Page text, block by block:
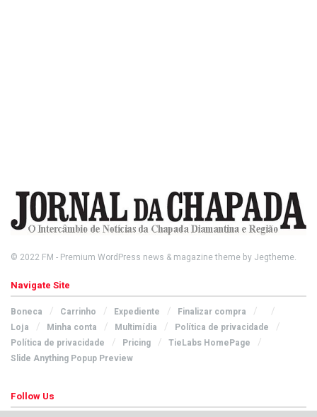
© 2022 FM - Premium WordPress news & magazine theme by Jegtheme.
Navigate Site
Boneca Carrinho Expediente
Finalizar compra
Loja
Minha conta Multimídia
Política de privacidade
Política de privacidade
Pricing
TieLabs HomePage
Slide Anything Popup Preview
Follow Us